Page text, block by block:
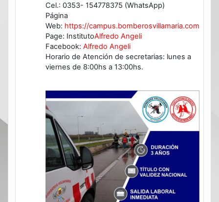
Cel.: 0353- 154778375 (WhatsApp)
Página
Web: https://campus.bomberosvillamaria.com.ar/
Page: InstitutoAlfredo Angeli
Facebook: Alfredo Angeli
Horario de Atención de secretarias: lunes a
viernes de 8:00hs a 13:00hs.